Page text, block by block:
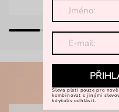
Sleva platí pouze pro
kombinovat s jinými
kdykoliv odhlásit.